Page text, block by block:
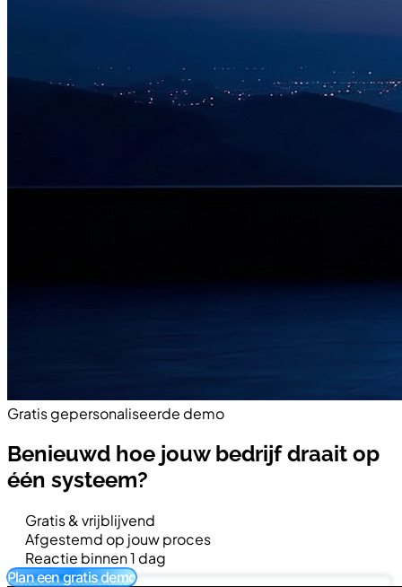
Gratis gepersonaliseerde demo
Benieuwd hoe jouw bedrijf draait op
één systeem?
Gratis & vrijblijvend
Afgestemd op jouw proces
Reactie binnen 1 dag
Plan een gratis demo